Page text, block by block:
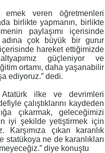
veren öğretmenleri
birlikte yapmanın, birlikte
paylaşımı içerisinde
adına çok büyük bir gurur
hareket ettiğimizde
güçleniyor ve
ortamı, daha yaşanabilir
ediyoruz.” dedi.
ilke ve devrimleri
çalıştıklarını kaydeden
çıkarmak, geleceğimizi
iyi şekilde yetiştirmek için
Karşımıza çıkan karanlık
statükoya ne de karanlıkları
diye konuştu